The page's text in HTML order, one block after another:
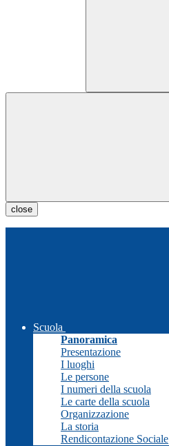
close
Scuola
Panoramica
Presentazione
I luoghi
Le persone
I numeri della scuola
Le carte della scuola
Organizzazione
La storia
Rendicontazione Sociale